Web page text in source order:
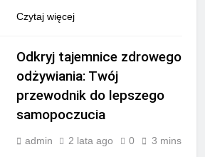
Czytaj więcej
Odkryj tajemnice zdrowego
odżywiania: Twój
przewodnik do lepszego
samopoczucia
admin 2 lata ago 0 3 mins